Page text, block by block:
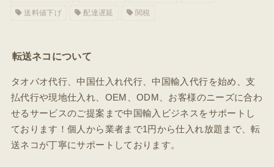
送料値下げ 配達遅延 関税
転送ネコについて
タオバオ代行、中国仕入れ代行、中国輸入代行を始め、支
払代行や現地仕入れ、OEM、ODM、お客様のニーズに合わ
せるサービスのご提案まで中国輸入ビジネスをサポートし
ております！個人から業者まで1円から仕入れ放題まで、転
送ネコが丁寧にサポートしております。